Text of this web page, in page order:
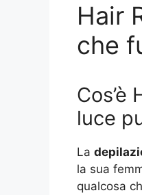
Hair
che
Cos’è
luce
La
la sua
qualcosa